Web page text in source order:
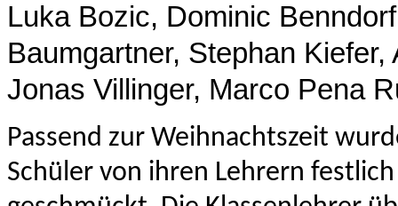
Luka Bozic, Dominic
Baumgartner, Stephan Kiefer,
Jonas Villinger, Marco Pena
Passend zur Weihnachtszeit
Schüler von ihren Lehrern